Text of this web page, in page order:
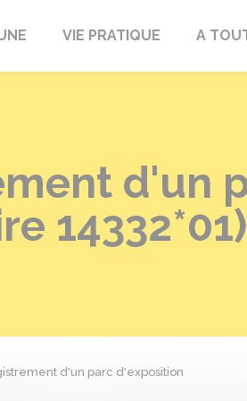
VIE PRATIQUE A
d'un
14332*01)
d'un parc d'exposition